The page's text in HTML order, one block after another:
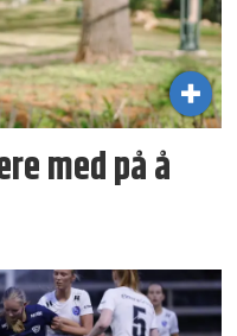
med på å